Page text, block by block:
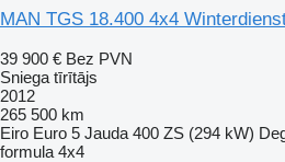
MAN TGS 18.400 4x4
39 900 € Bez PVN
Sniega tīrītājs
2012
265 500 km
Eiro Euro 5 Jauda 400 ZS (294 kW)
formula 4x4